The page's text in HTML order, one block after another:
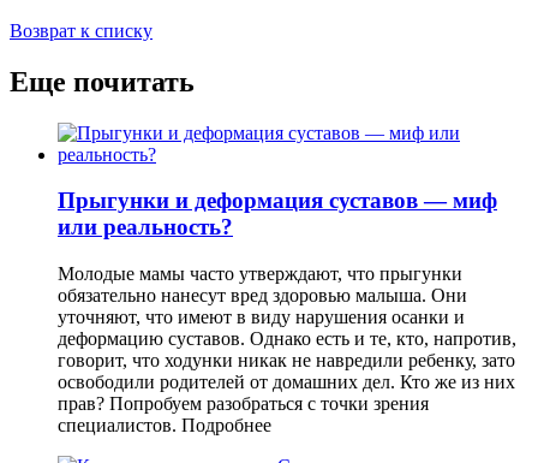
Возврат к списку
Еще почитать
Прыгунки и деформация суставов — миф
или реальность?
Молодые мамы часто утверждают, что прыгунки
обязательно нанесут вред здоровью малыша. Они
уточняют, что имеют в виду нарушения осанки и
деформацию суставов. Однако есть и те, кто, напротив,
говорит, что ходунки никак не навредили ребенку, зато
освободили родителей от домашних дел. Кто же из них
прав? Попробуем разобраться с точки зрения
специалистов. Подробнее